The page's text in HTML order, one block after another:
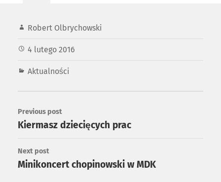
Robert Olbrychowski
4 lutego 2016
Aktualności
Previous post
Kiermasz dziecięcych prac
Next post
Minikoncert chopinowski w MDK